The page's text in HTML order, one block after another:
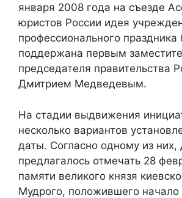
января 2008 года на съезде
юристов России идея
профессионального праздника
поддержана первым
председателя правительства
Дмитрием Медведевым.
На стадии выдвижения
несколько вариантов
даты. Согласно одному из них,
предлагалось отмечать 28
памяти великого князя
Мудрого, положившего